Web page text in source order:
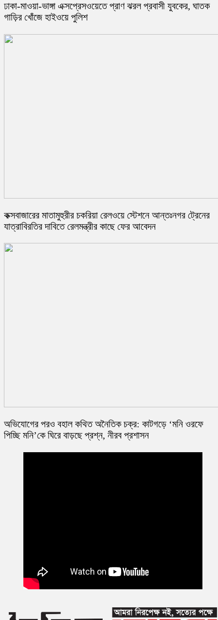
ঢাকা-মাওয়া-ভাঙ্গা এক্সপ্রেসওয়েতে প্রাণ ঝরল প্রবাসী যুবকের, ঘাতক
গাড়ির খোঁজে হাইওয়ে পুলিশ
কক্সবাজারের মাতামুহুরীর চকরিয়া রেলওয়ে স্টেশনে আন্তঃনগর ট্রেনের
যাত্রাবিরতির দাবিতে রেলমন্ত্রীর কাছে ফের আবেদন
অভিযোগের পরও বহাল কথিত অনৈতিক চক্র: কাটগড়ে ‘মনি ওরফে
পিচ্ছি মনি’কে ঘিরে বাড়ছে প্রশ্ন, নীরব প্রশাসন